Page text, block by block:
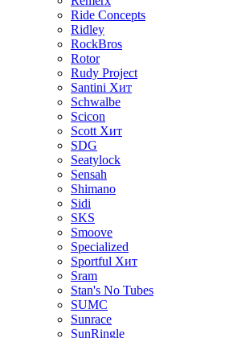
Ride Concepts
Ridley
RockBros
Rotor
Rudy Project
Santini Хит
Schwalbe
Scicon
Scott Хит
SDG
Seatylock
Sensah
Shimano
Sidi
SKS
Smoove
Specialized
Sportful Хит
Sram
Stan's No Tubes
SUMC
Sunrace
SunRingle